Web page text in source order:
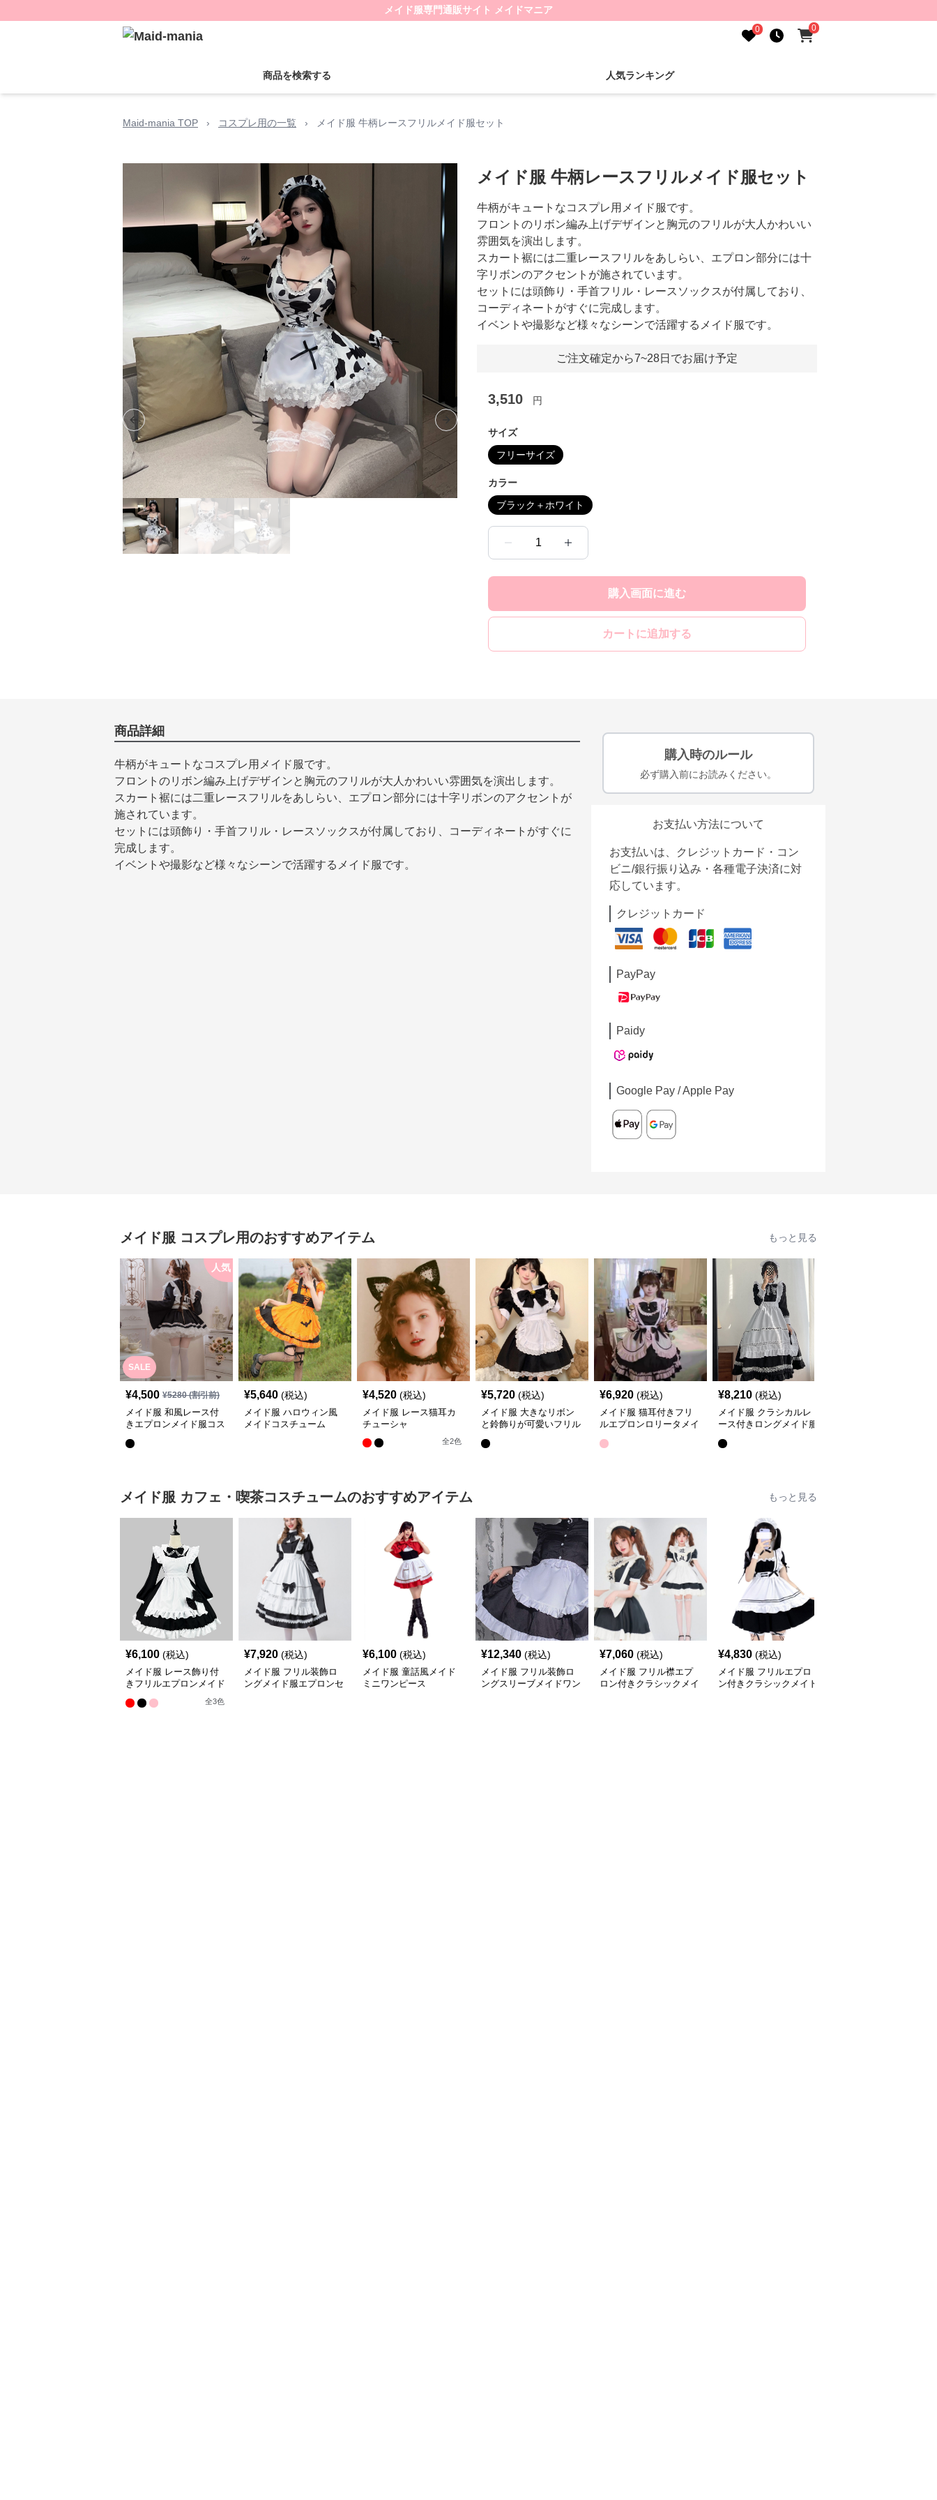
メイド服専門通販サイト メイドマニア
0 0
商品を検索する 人気ランキング
Maid-mania TOP › コスプレ用の一覧 › メイド服 牛柄レースフリルメイド服セット
Previous slide Next slide
メイド服 牛柄レースフリルメイド服セット
牛柄がキュートなコスプレ用メイド服です。
フロントのリボン編み上げデザインと胸元のフリルが大人かわいい
雰囲気を演出します。
スカート裾には二重レースフリルをあしらい、エプロン部分には十
字リボンのアクセントが施されています。
セットには頭飾り・手首フリル・レースソックスが付属しており、
コーディネートがすぐに完成します。
イベントや撮影など様々なシーンで活躍するメイド服です。
ご注文確定から7~28日でお届け予定
3,510 円
サイズ
フリーサイズ
カラー
ブラック＋ホワイト
1
購入画面に進む
カートに追加する
商品詳細
牛柄がキュートなコスプレ用メイド服です。
フロントのリボン編み上げデザインと胸元のフリルが大人かわいい雰囲気を演出します。
スカート裾には二重レースフリルをあしらい、エプロン部分には十字リボンのアクセントが
施されています。
セットには頭飾り・手首フリル・レースソックスが付属しており、コーディネートがすぐに
完成します。
イベントや撮影など様々なシーンで活躍するメイド服です。
購入時のルール
必ず購入前にお読みください。
お支払い方法について
お支払いは、クレジットカード・コン
ビニ/銀行振り込み・各種電子決済に対
応しています。
クレジットカード
PayPay
Paidy
Google Pay / Apple Pay
メイド服 コスプレ用のおすすめアイテム もっと見る
SALE
人気
¥4,500 ¥5280(割引前)
メイド服 和風レース付
きエプロンメイド服コス
¥5,640 (税込)
メイド服 ハロウィン風
メイドコスチューム
¥4,520 (税込)
メイド服 レース猫耳カ
チューシャ
全2色
¥5,720 (税込)
メイド服 大きなリボン
と鈴飾りが可愛いフリル
¥6,920 (税込)
メイド服 猫耳付きフリ
ルエプロンロリータメイ
¥8,210 (税込)
メイド服 クラシカルレ
ース付きロングメイド服
メイド服 カフェ・喫茶コスチュームのおすすめアイテム もっと見る
¥6,100 (税込)
メイド服 レース飾り付
きフリルエプロンメイド
全3色
¥7,920 (税込)
メイド服 フリル装飾ロ
ングメイド服エプロンセ
¥6,100 (税込)
メイド服 童話風メイド
ミニワンピース
¥12,340 (税込)
メイド服 フリル装飾ロ
ングスリーブメイドワン
¥7,060 (税込)
メイド服 フリル襟エプ
ロン付きクラシックメイ
¥4,830 (税込)
メイド服 フリルエプロ
ン付きクラシックメイド